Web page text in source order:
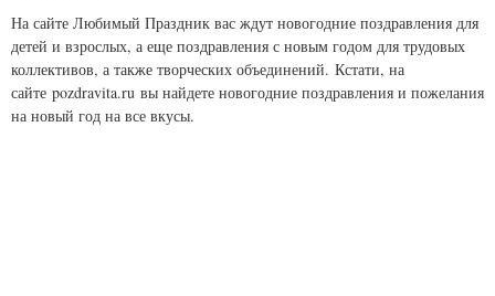
На сайте Любимый Праздник вас ждут новогодние поздравления для
детей и взрослых, а еще поздравления с новым годом для трудовых
коллективов, а также творческих объединений. Кстати, на
сайте pozdravita.ru вы найдете новогодние поздравления и пожелания
на новый год на все вкусы.